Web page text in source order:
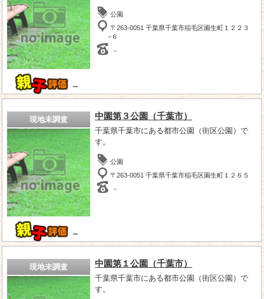
－
公園
〒263-0051 千葉県千葉市稲毛区園生町１２２３
−６
－
現地未調査
－
中園第３公園（千葉市）
千葉県千葉市にある都市公園（街区公園）で
す。
公園
〒263-0051 千葉県千葉市稲毛区園生町１２６５
－
現地未調査 中園第１公園（千葉市）
千葉県千葉市にある都市公園（街区公園）で
す。